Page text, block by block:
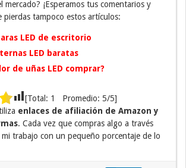
mercado? ¡Esperamos tus comentarios y
pierdas tampoco estos artículos:
LED de escritorio
LED baratas
de uñas LED comprar?
[Total: 1 Promedio: 5/5]
enlaces de afiliación de Amazon y
. Cada vez que compras algo a través
mi trabajo con un pequeño porcentaje de lo